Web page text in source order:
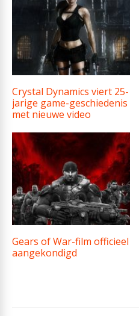
Crystal Dynamics viert 25-
jarige game-geschiedenis
met nieuwe video
Gears of War-film officieel
aangekondigd